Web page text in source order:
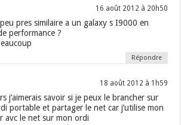
16 août 2012 à 20h50
pres similaire a un galaxy s I9000 en
performance ?
Répondre
18 août 2012 à 1h59
j’aimerais savoir si je peux le brancher sur
portable et partager le net car j’utilise mon
avc le net sur mon ordi